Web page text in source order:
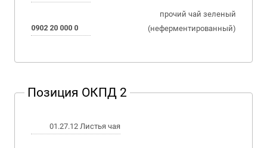
0902 20 000 0
прочий чай зеленый
(неферментированный)
Позиция ОКПД 2
01.27.12 Листья чая